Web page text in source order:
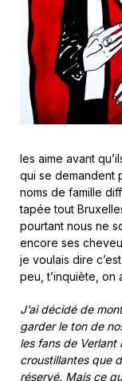
les aime avant
qui se demandent
noms de famille
tapée tout
pourtant nous ne
encore ses
je voulais dire
peu, t’inquiète, on
J’ai décidé de
garder le ton de
les fans de Verlant
croustillantes que
réservé. Mais ce